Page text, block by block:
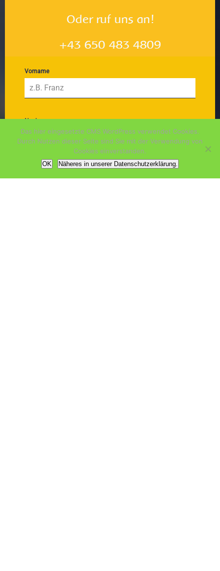
Oder ruf uns an!
+43 650 483 4809
Vorname
Nachname
Email Adresse*
Das hier eingesetzte CMS WordPress verwendet Cookies.
Durch Nutzen dieser Seite sind Sie mit der Verwendung von
Cookies einverstanden.
OK Näheres in unserer Datenschutzerklärung.